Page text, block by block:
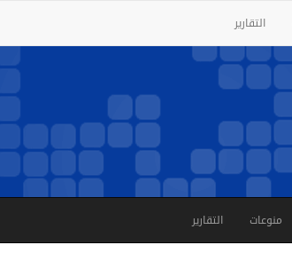
التقارير
منوعات التقارير